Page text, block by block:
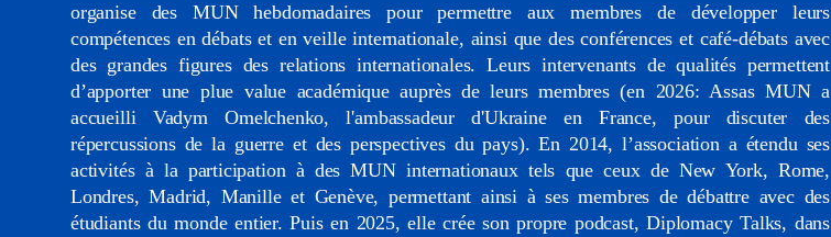
organise des MUN hebdomadaires pour permettre aux membres de développer leurs
compétences en débats et en veille internationale, ainsi que des conférences et café-débats avec
des grandes figures des relations internationales. Leurs intervenants de qualités permettent
d’apporter une plue value académique auprès de leurs membres (en 2026: Assas MUN a
accueilli Vadym Omelchenko, l'ambassadeur d'Ukraine en France, pour discuter des
répercussions de la guerre et des perspectives du pays). En 2014, l’association a étendu ses
activités à la participation à des MUN internationaux tels que ceux de New York, Rome,
Londres, Madrid, Manille et Genève, permettant ainsi à ses membres de débattre avec des
étudiants du monde entier. Puis en 2025, elle crée son propre podcast, Diplomacy Talks, dans